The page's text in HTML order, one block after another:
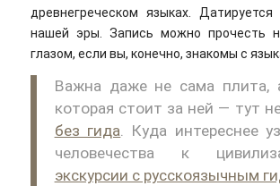
древнегреческом языках.
нашей эры. Запись можно прочесть
глазом, если вы, конечно, знакомы с
Важна даже не сама плита,
которая стоит за ней — тут
без гида. Куда интереснее
человечества к
экскурсии с русскоязычным